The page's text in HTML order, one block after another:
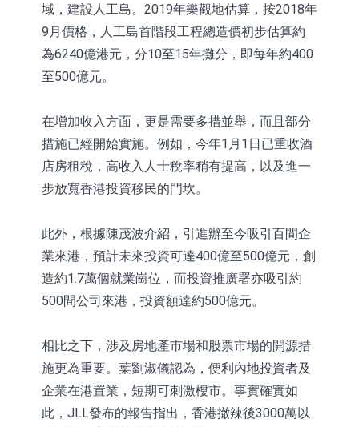
域，建設人工島。2019年樂觀地估算，按2018年
9月價格，人工島首階段工程總造價初步估算約
為6240億港元，分10至15年攤分，即每年約400
至500億元。
在增加收入方面，更是需要多措並舉，而且部分
措施已經開始實施。例如，今年1月1日已重收酒
店房租稅，高收入人士稅率稍有提高，以及進一
步放寬香港投資移民的門坎。
此外，根據陳茂波介紹，引進辦至今吸引百間企
業來港，預計未來投資可達400億至500億元，創
造約1.7萬個就業崗位，而投資推廣署亦吸引約
500間公司來港，投資額達約500億元。
相比之下，涉及房地產市場和股票市場的開源措
施更為重要。葉劉淑儀認為，便利內地投資者及
企業在港置業，短期可刺激樓市。事實確實如
此，JLL發布的報告指出，香港撤辣後3000萬以